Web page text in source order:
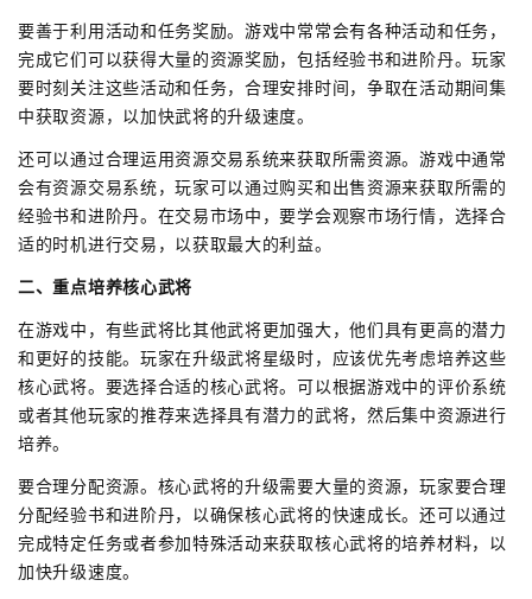
要善于利用活动和任务奖励。游戏中常常会有各种活动和任务，
完成它们可以获得大量的资源奖励，包括经验书和进阶丹。玩家
要时刻关注这些活动和任务，合理安排时间，争取在活动期间集
中获取资源，以加快武将的升级速度。
还可以通过合理运用资源交易系统来获取所需资源。游戏中通常
会有资源交易系统，玩家可以通过购买和出售资源来获取所需的
经验书和进阶丹。在交易市场中，要学会观察市场行情，选择合
适的时机进行交易，以获取最大的利益。
二、重点培养核心武将
在游戏中，有些武将比其他武将更加强大，他们具有更高的潜力
和更好的技能。玩家在升级武将星级时，应该优先考虑培养这些
核心武将。要选择合适的核心武将。可以根据游戏中的评价系统
或者其他玩家的推荐来选择具有潜力的武将，然后集中资源进行
培养。
要合理分配资源。核心武将的升级需要大量的资源，玩家要合理
分配经验书和进阶丹，以确保核心武将的快速成长。还可以通过
完成特定任务或者参加特殊活动来获取核心武将的培养材料，以
加快升级速度。